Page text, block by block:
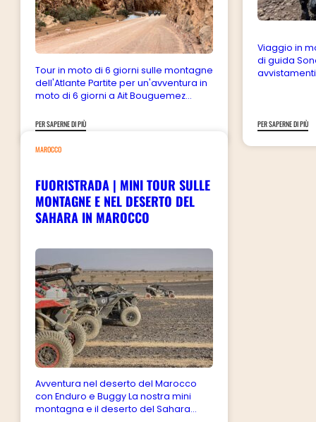
Tour in moto di 6 giorni sulle montagne
dell'Atlante Partite per un'avventura in
moto di 6 giorni a Ait Bouguemez...
PER SAPERNE DI PIÙ
Viaggio in
di guida
PER SAPERNE DI PIÙ
MAROCCO
FUORISTRADA | MINI TOUR SULLE
MONTAGNE E NEL DESERTO DEL
SAHARA IN MAROCCO
Avventura nel deserto del Marocco
con Enduro e Buggy La nostra mini
montagna e il deserto del Sahara...